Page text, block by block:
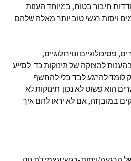
חיבור בטוח, במיוחד הענות
ויסות רגשי טוב יותר מאלה שלהם
ונוירולוגיים,
למצוקה של תינוקות כדי לסייע
לומד להרגע לבד בלי להחשף
הוא פשוט לא נכון. תינוקות לא
במובן זה, אם לא יראו להם איך